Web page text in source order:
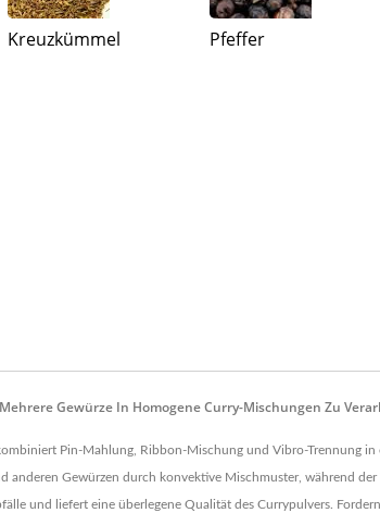
Kreuzkümmel Pfeffer
Gewürze In Homogene Curry-Mischungen Zu
Pin-Mahlung, Ribbon-Mischung und Vibro-Trennung
anderen Gewürzen durch konvektive Mischmuster, während
und liefert eine überlegene Qualität des Currypulvers.